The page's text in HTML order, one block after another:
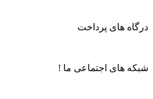
درگاه های پرداخت
شبکه های اجتماعی ما !